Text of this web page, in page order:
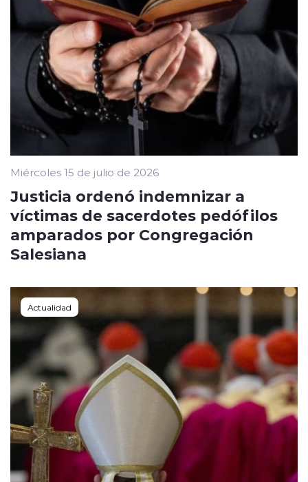
Miércoles 15 de julio de 2026
Justicia ordenó indemnizar a
víctimas de sacerdotes pedófilos
amparados por Congregación
Salesiana
Actualidad